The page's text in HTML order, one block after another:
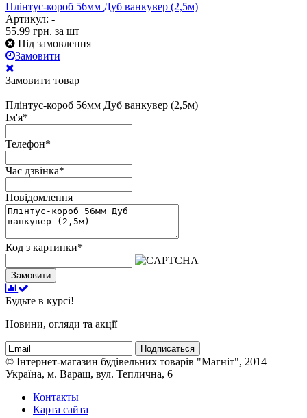
Плінтус-короб 56мм Дуб ванкувер (2,5м)
Артикул: -
55.99 грн. за шт
Під замовлення
Замовити
Замовити товар
Плінтус-короб 56мм Дуб ванкувер (2,5м)
Ім'я*
Телефон*
Час дзвінка*
Повідомлення
Код з картинки*
Замовити
Будьте в курсі!
Новини, огляди та акції
Подписаться
© Інтернет-магазин будівельних товарів "Магніт", 2014
Україна, м. Вараш, вул. Теплична, 6
Контакты
Карта сайта